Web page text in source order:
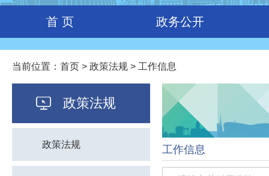
首 页 政务公开
当前位置： 首页 > 政策法规 > 工作信息
政策法规
政策法规 工作信息